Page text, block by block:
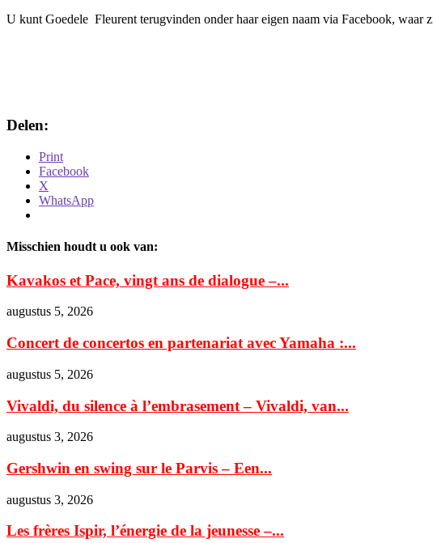
U kunt Goedele Fleurent terugvinden onder haar eigen naam via Facebook, waar
Delen:
Print
Facebook
X
WhatsApp
Misschien houdt u ook van:
Kavakos et Pace, vingt ans de dialogue –...
augustus 5, 2026
Concert de concertos en partenariat avec Yamaha :...
augustus 5, 2026
Vivaldi, du silence à l’embrasement – Vivaldi, van...
augustus 3, 2026
Gershwin en swing sur le Parvis – Een...
augustus 3, 2026
Les frères Ispir, l’énergie de la jeunesse –...